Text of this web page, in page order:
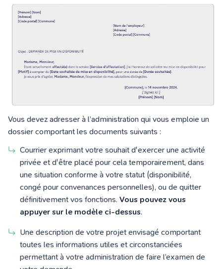
Vous devez adresser à l’administration qui vous emploie un
dossier comportant les documents suivants :
Courrier exprimant votre souhait d'exercer une activité
privée et d'être placé pour cela temporairement, dans
une situation conforme à votre statut (disponibilité,
congé pour convenances personnelles), ou de quitter
définitivement vos fonctions. Vous pouvez vous
appuyer sur le modèle ci-dessus.
Une description de votre projet envisagé comportant
toutes les informations utiles et circonstanciées
permettant à votre administration de faire l’examen de